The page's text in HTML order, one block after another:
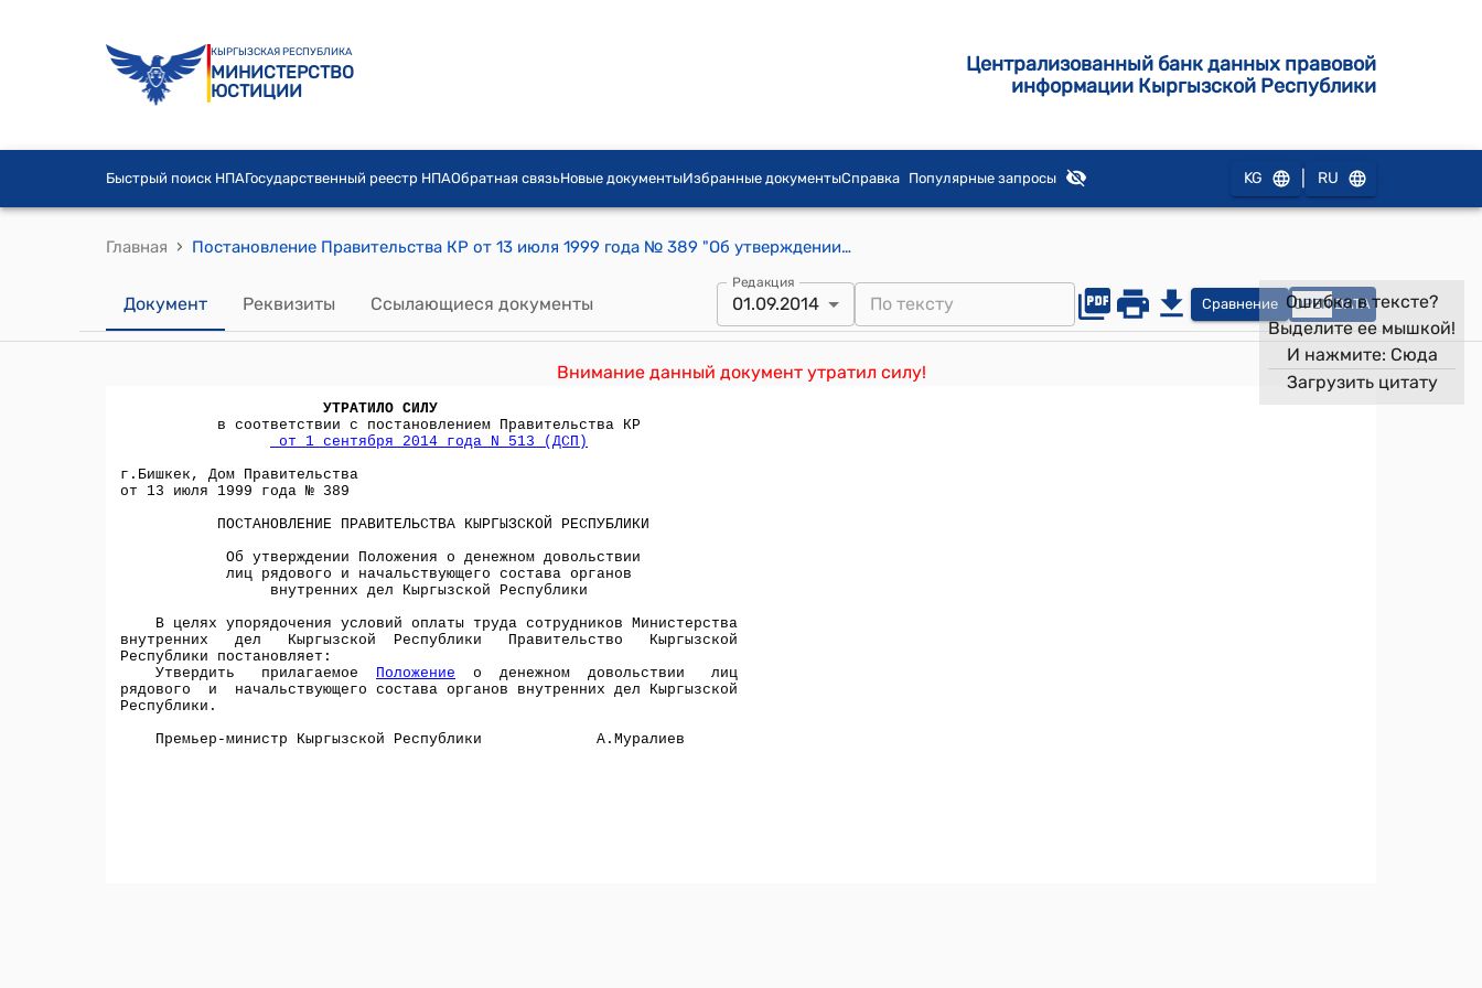
КЫРГЫЗСКАЯ РЕСПУБЛИКА
МИНИСТЕРСТВО
ЮСТИЦИИ
Централизованный банк данных правовой
информации Кыргызской Республики
Быстрый поиск НПАГосударственный реестр НПАОбратная связьНовые документыИзбранные документыСправка Популярные запросы KG RU
Главная › Постановление Правительства КР от 13 июля 1999 года № 389 "Об утверждении Положения о денежном довольствии лиц рядового и начальствующего состава органов внутренних дел Кыргызской Республики"
Документ Реквизиты Ссылающиеся документы
Редакция
01.09.2014 Сравнение OPEN DATA
Внимание данный документ утратил силу!
Ошибка в тексте?
Выделите ее мышкой!
И нажмите: Сюда
Загрузить цитату